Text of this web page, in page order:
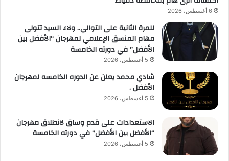
6 أغسطس، 2026
للمرة الثانية على التوالي.. ولاء السيد تتولى
مهام المنسق الإعلامي لمهرجان “الأفضل بين
الأفضل” في دورته الخامسة
5 أغسطس، 2026
شادي محمد يعلن عن الدوره الخامسه لمهرجان
الأفضل .
5 أغسطس، 2026
الاستعدادات على قدم وساق لانطلاق مهرجان
“الأفضل بين الأفضل” في دورته الخامسة
5 أغسطس، 2026